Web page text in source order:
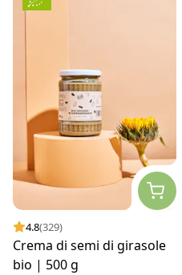
4.8(329)
Crema di semi di girasole
bio | 500 g